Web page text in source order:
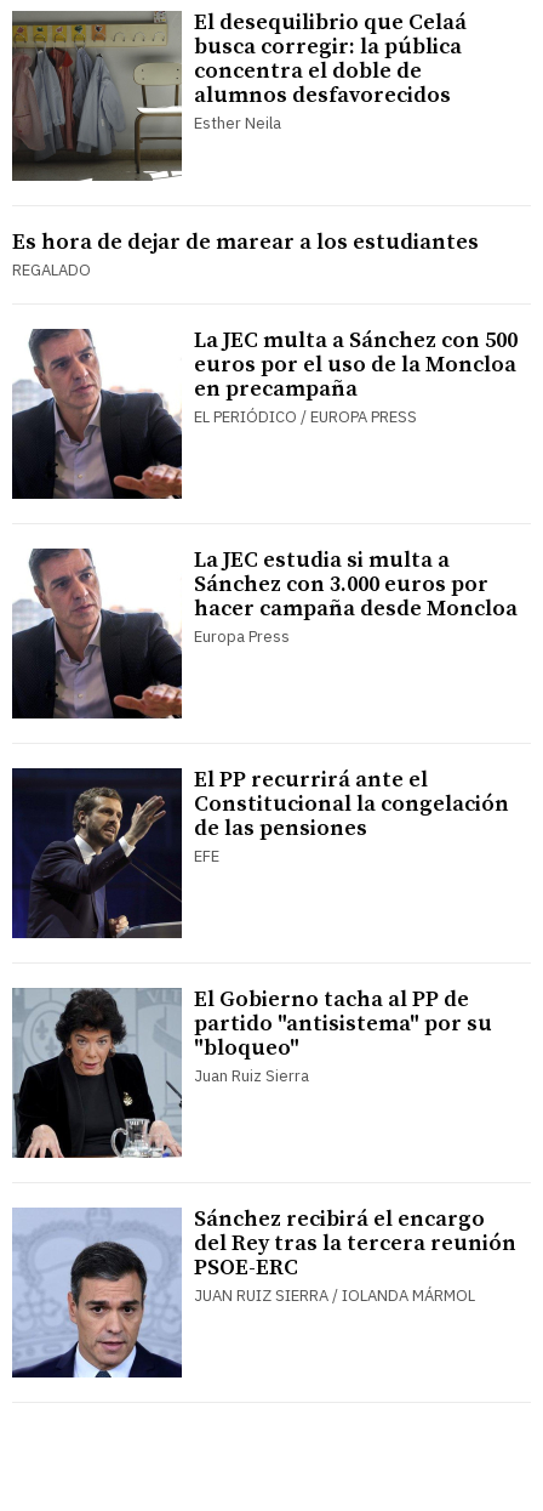
El desequilibrio que Celaá
busca corregir: la pública
concentra el doble de
alumnos desfavorecidos
Esther Neila
Es hora de dejar de marear a los estudiantes
REGALADO
La JEC multa a Sánchez con 500
euros por el uso de la Moncloa
en precampaña
EL PERIÓDICO / EUROPA PRESS
La JEC estudia si multa a
Sánchez con 3.000 euros por
hacer campaña desde Moncloa
Europa Press
El PP recurrirá ante el
Constitucional la congelación
de las pensiones
EFE
El Gobierno tacha al PP de
partido "antisistema" por su
"bloqueo"
Juan Ruiz Sierra
Sánchez recibirá el encargo
del Rey tras la tercera reunión
PSOE-ERC
JUAN RUIZ SIERRA / IOLANDA MÁRMOL